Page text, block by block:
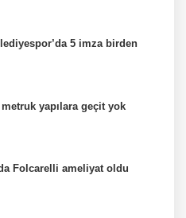
5 imza birden
yapılara geçit yok
Folcarelli ameliyat oldu